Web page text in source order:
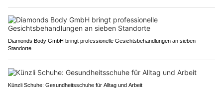
Diamonds Body GmbH bringt professionelle Gesichtsbehandlungen an sieben
Standorte
Künzli Schuhe: Gesundheitsschuhe für Alltag und Arbeit